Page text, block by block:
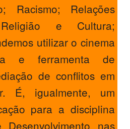
Racismo; Relações
Religião e Cultura;
utilizar o cinema
e ferramenta de
de conflitos em
É, igualmente, um
para a disciplina
nas